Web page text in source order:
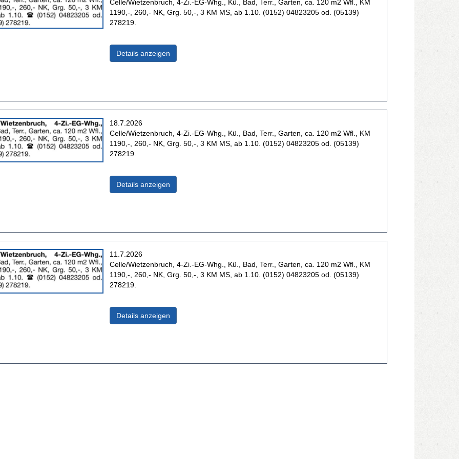
Celle/Wietzenbruch, 4-Zi.-EG-Whg., Kü., Bad, Terr., Garten, ca. 120 m2 Wfl., KM
1190,-, 260,- NK, Grg. 50,-, 3 KM MS, ab 1.10. (0152) 04823205 od. (05139)
278219.
Details anzeigen(ID: 2062716)
Erscheinungsdatum:
18.7.2026
Anzeigentext:
Celle/Wietzenbruch, 4-Zi.-EG-Whg., Kü., Bad, Terr., Garten, ca. 120 m2 Wfl., KM
1190,-, 260,- NK, Grg. 50,-, 3 KM MS, ab 1.10. (0152) 04823205 od. (05139)
278219.
Details anzeigen(ID: 2061130)
Erscheinungsdatum:
11.7.2026
Anzeigentext:
Celle/Wietzenbruch, 4-Zi.-EG-Whg., Kü., Bad, Terr., Garten, ca. 120 m2 Wfl., KM
1190,-, 260,- NK, Grg. 50,-, 3 KM MS, ab 1.10. (0152) 04823205 od. (05139)
278219.
Details anzeigen(ID: 2060070)